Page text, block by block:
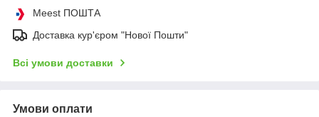
Meest ПОШТА
Доставка кур'єром "Нової Пошти"
Всі умови доставки
Умови оплати